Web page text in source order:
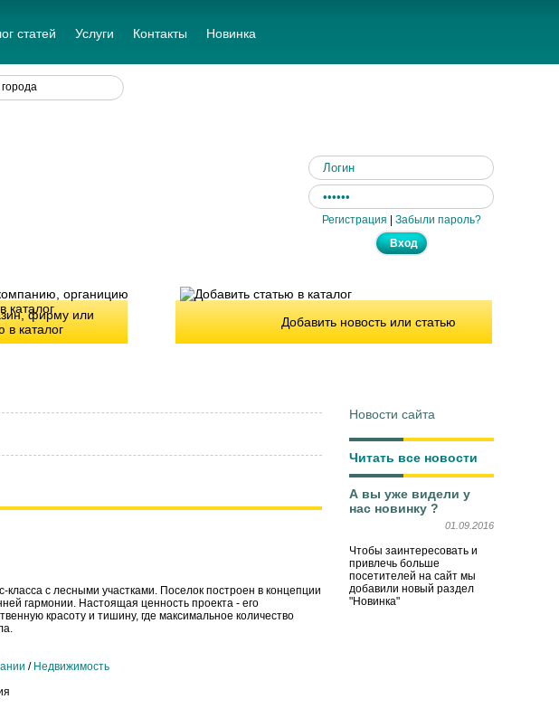
статей Услуги Контакты Новинка
Регистрация | Забыли пароль?
фирму или
в каталог
Добавить новость или статью
с лесными участками. Поселок построен в концепции
гармонии. Настоящая ценность проекта - его
красоту и тишину, где максимальное количество
/ Недвижимость
Новости сайта
Читать все новости
А вы уже видели у
нас новинку ?
01.09.2016
Чтобы заинтересовать и
привлечь больше
посетителей на сайт мы
добавили новый раздел
"Новинка"